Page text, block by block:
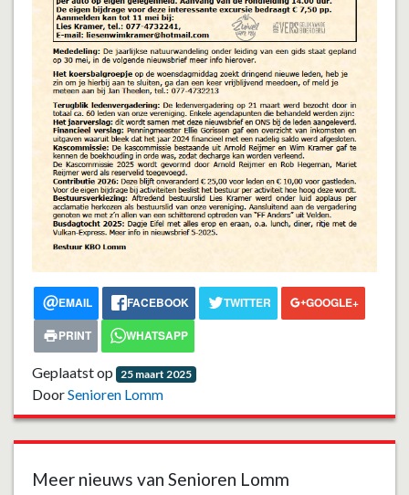
EMAIL FACEBOOK TWITTER
GOOGLE+
PRINT
WHATSAPP
Geplaatst op 25 maart 2025
DoorSenioren Lomm
Meer nieuws van Senioren Lomm